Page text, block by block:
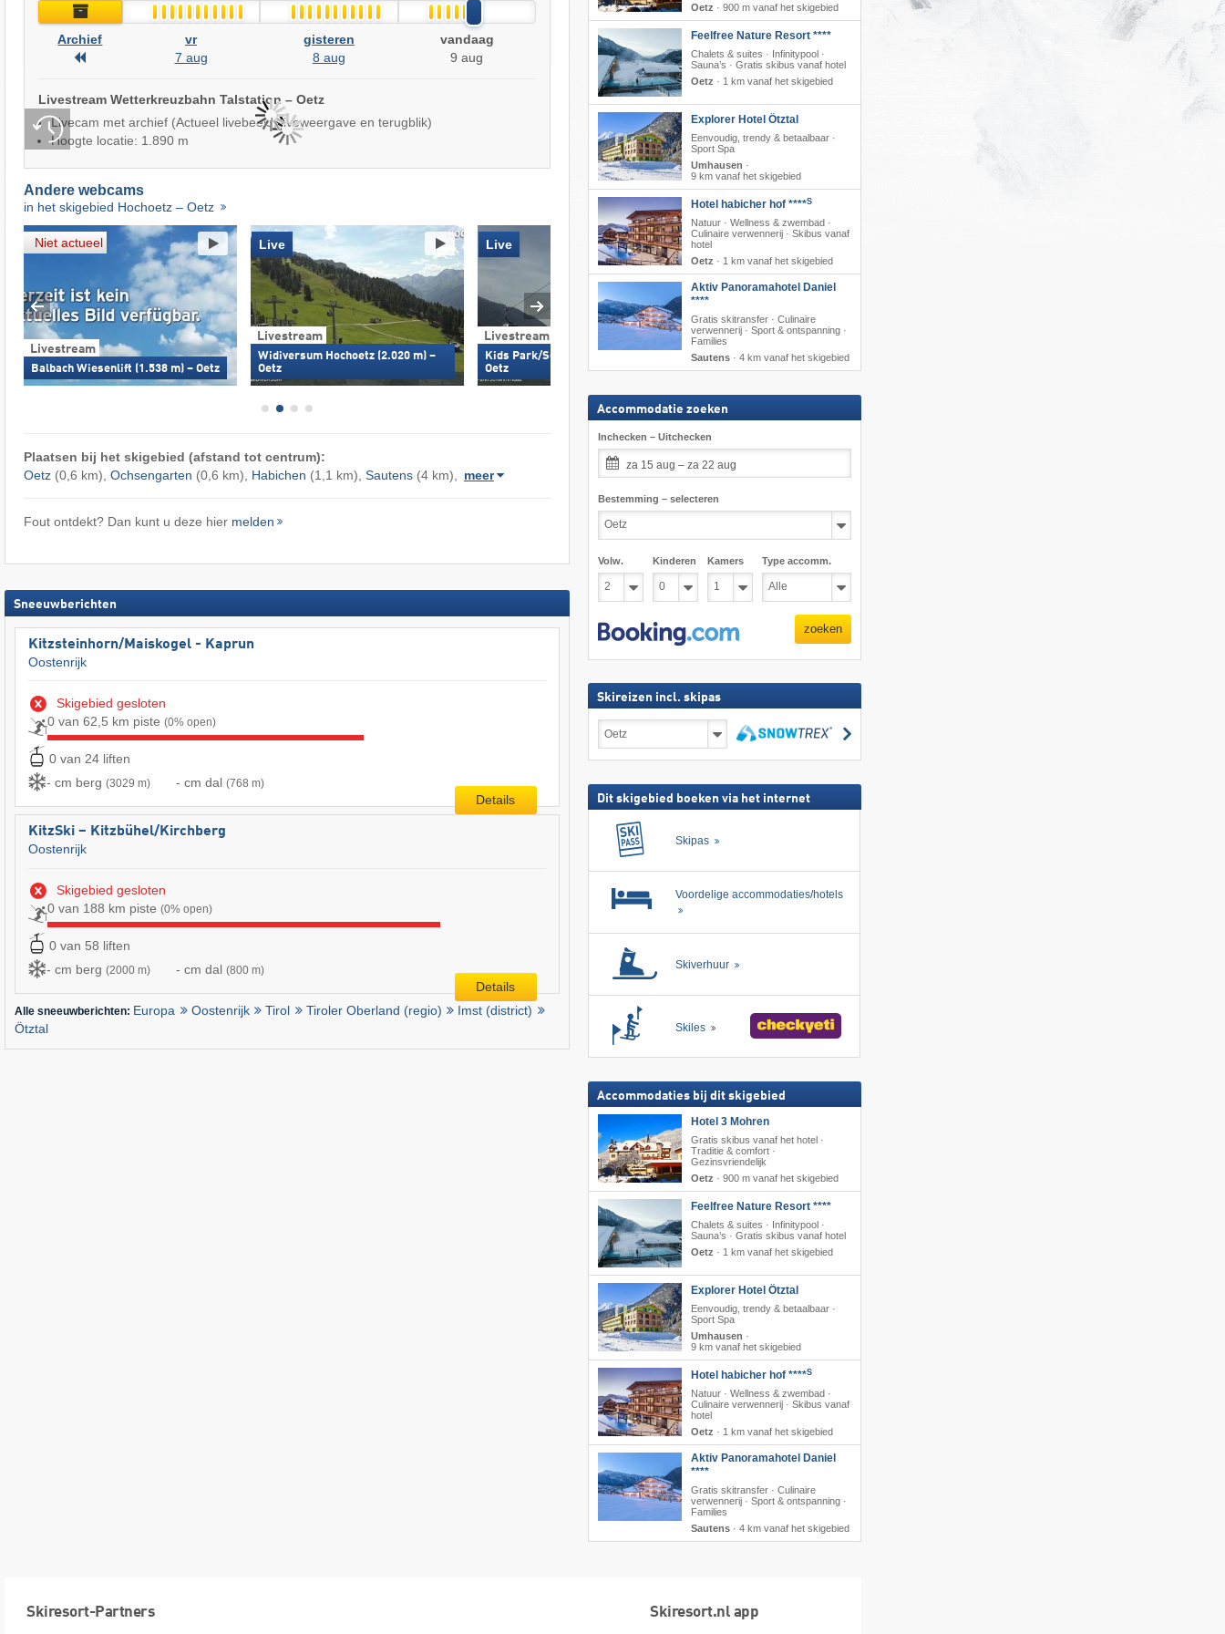
Archief
Archief
Archief
vr
7 aug
gisteren
8 aug
vandaag
9 aug
Livestream Wetterkreuzbahn Talstation – Oetz
Livecam met archief (Actueel livebeeld, liveweergave en terugblik)
Hoogte locatie: 1.890 m
Andere webcams
in het skigebied Hochoetz – Oetz
Niet actueel
Livestream
Balbach Wiesenlift (1.538 m) – Oetz
Livestream
Widiversum Hochoetz (2.020 m) –
Oetz
Live
Livestream
Kids Park/Schwimmbad (835 m) –
Oetz
Live
Piburger See (913 m) – Oetz Piburg
Plaatsen bij het skigebied (afstand tot centrum):
Oetz(0,6 km), Ochsengarten (0,6 km), Habichen (1,1 km), Sautens(4 km), meer
Fout ontdekt? Dan kunt u deze hier melden
Sneeuwberichten
Kitzsteinhorn/​Maiskogel - Kaprun
Oostenrijk
Skigebied gesloten
0 van 62,5 km piste (0% open)
0 van 24 liften
- cm berg (3029 m) - cm dal (768 m)
Details
KitzSki – Kitzbühel/​Kirchberg
Oostenrijk
Skigebied gesloten
0 van 188 km piste (0% open)
0 van 58 liften
- cm berg (2000 m) - cm dal (800 m)
Details
Alle sneeuwberichten: Europa Oostenrijk Tirol Tiroler Oberland (regio)
Imst (district)
Ötztal
Oetz · 900 m vanaf het skigebied
Feelfree Nature Resort ****
Chalets & suites · Infinitypool ·
Sauna’s · Gratis skibus vanaf hotel
Oetz · 1 km vanaf het skigebied
Explorer Hotel Ötztal
Eenvoudig, trendy & betaalbaar ·
Sport Spa
Umhausen ·
9 km vanaf het skigebied
Hotel habicher hof ****S
Natuur · Wellness & zwembad ·
Culinaire verwennerij · Skibus vanaf
hotel
Oetz · 1 km vanaf het skigebied
Aktiv Panoramahotel Daniel
****
Gratis skitransfer · Culinaire
verwennerij · Sport & ontspanning ·
Families
Sautens· 4 km vanaf het skigebied
Accommodatie zoeken
Inchecken – Uitchecken
za 15 aug – za 22 aug
Bestemming – selecteren
Volw. Kinderen Kamers Type accomm.
zoeken
Skireizen incl. skipas
incl.
zoeken
Dit skigebied boeken via het internet
Skipas
Voordelige accommodaties/hotels
Skiverhuur
Skiles
Accommodaties bij dit skigebied
Hotel 3 Mohren
Gratis skibus vanaf het hotel ·
Traditie & comfort ·
Gezinsvriendelijk
Oetz · 900 m vanaf het skigebied
Feelfree Nature Resort ****
Chalets & suites · Infinitypool ·
Sauna’s · Gratis skibus vanaf hotel
Oetz · 1 km vanaf het skigebied
Explorer Hotel Ötztal
Eenvoudig, trendy & betaalbaar ·
Sport Spa
Umhausen ·
9 km vanaf het skigebied
Hotel habicher hof ****S
Natuur · Wellness & zwembad ·
Culinaire verwennerij · Skibus vanaf
hotel
Oetz · 1 km vanaf het skigebied
Aktiv Panoramahotel Daniel
****
Gratis skitransfer · Culinaire
verwennerij · Sport & ontspanning ·
Families
Sautens· 4 km vanaf het skigebied
Skiresort-Partners Skiresort.nl app